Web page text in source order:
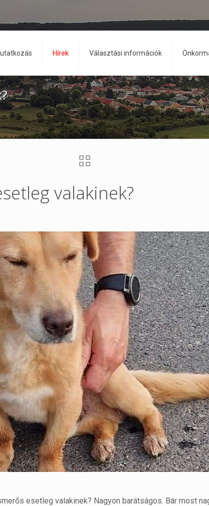
Hírek Választási információk
valakinek?
esetleg valakinek? Nagyon barátságos. Bár most